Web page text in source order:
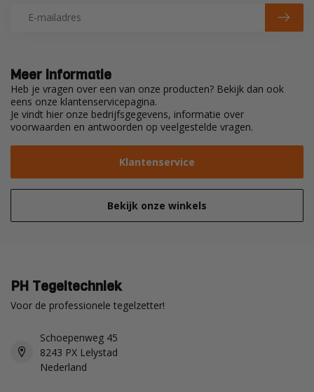
Meer informatie
Heb je vragen over een van onze producten? Bekijk dan ook
eens onze klantenservicepagina.
Je vindt hier onze bedrijfsgegevens, informatie over
voorwaarden en antwoorden op veelgestelde vragen.
Klantenservice
Bekijk onze winkels
PH Tegeltechniek
Voor de professionele tegelzetter!
Schoepenweg 45
8243 PX Lelystad
Nederland